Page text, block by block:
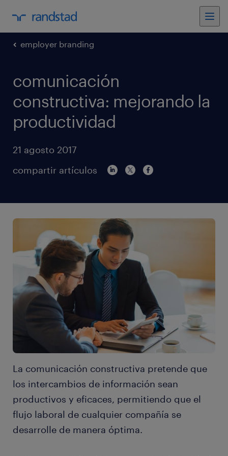
employer branding
comunicación
constructiva: mejorando la
productividad
21 agosto 2017
compartir artículos
La comunicación constructiva pretende que
los intercambios de información sean
productivos y eficaces, permitiendo que el
flujo laboral de cualquier compañía se
desarrolle de manera óptima.